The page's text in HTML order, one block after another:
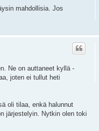
mahdollisia. Jos
Ne on auttaneet kyllä -
joten ei tullut heti
oli tilaa, enkä halunnut
järjestelyin. Nytkin olen toki